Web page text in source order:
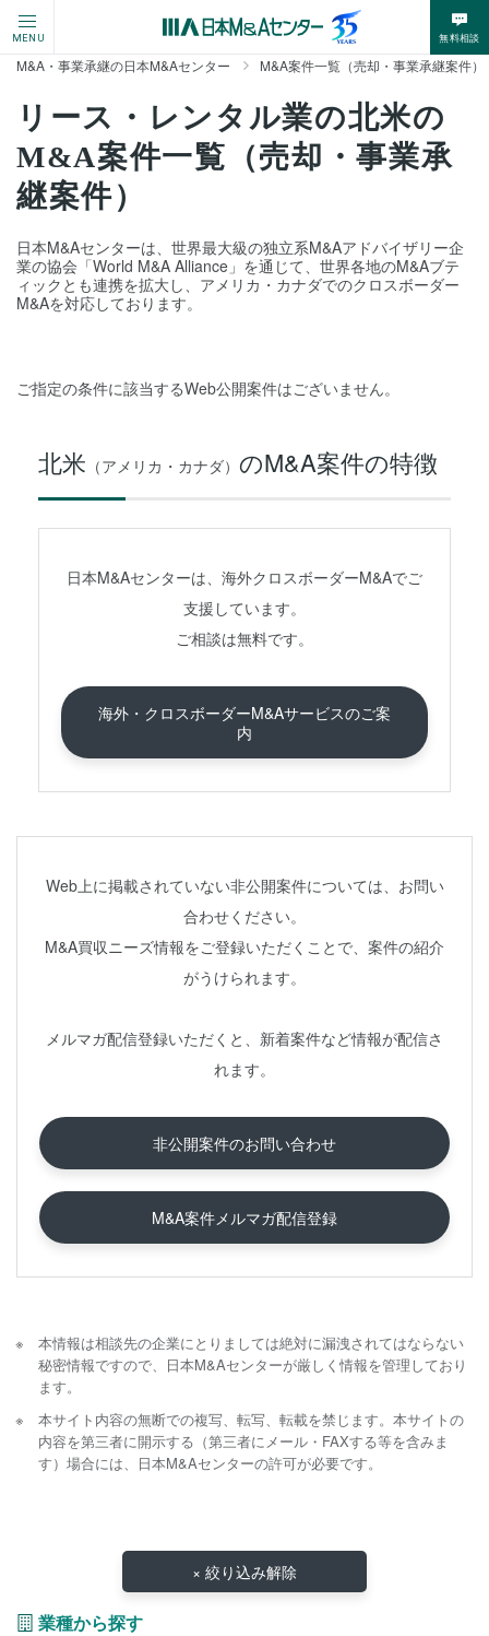
MENU 無料相談
M&A・事業承継の日本M&Aセンター M&A案件一覧（売却・事業承継案件）
リース・レンタル業の北米の
M&A案件一覧（売却・事業承
継案件）
日本M&Aセンターは、世界最大級の独立系M&Aアドバイザリー企
業の協会「World M&A Alliance」を通じて、世界各地のM&Aブテ
ィックとも連携を拡大し、アメリカ・カナダでのクロスボーダー
M&Aを対応しております。
ご指定の条件に該当するWeb公開案件はございません。
北米 （アメリカ・カナダ） のM&A案件の特徴
日本M&Aセンターは、海外クロスボーダーM&Aでご
支援しています。
ご相談は無料です。
海外・クロスボーダーM&Aサービスのご案
内
Web上に掲載されていない非公開案件については、お問い
合わせください。
M&A買収ニーズ情報をご登録いただくことで、案件の紹介
がうけられます。
メルマガ配信登録いただくと、新着案件など情報が配信さ
れます。
非公開案件のお問い合わせ
M&A案件メルマガ配信登録
本情報は相談先の企業にとりましては絶対に漏洩されてはならない
秘密情報ですので、日本M&Aセンターが厳しく情報を管理しており
ます。
本サイト内容の無断での複写、転写、転載を禁じます。本サイトの
内容を第三者に開示する（第三者にメール・FAXする等を含みま
す）場合には、日本M&Aセンターの許可が必要です。
× 絞り込み解除
業種から探す